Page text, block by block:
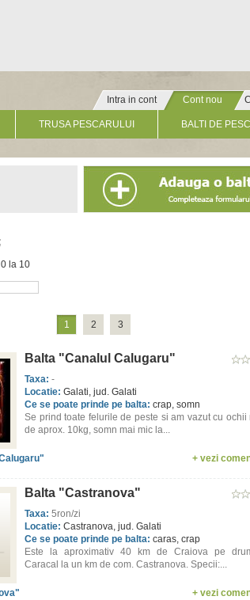
Intra in cont
Cont nou
» Click pentru un cont nou
TRUSA PESCARULUI BALTI DE
la 10
1 2 3
Balta "Canalul Calugaru"
Taxa: -
Locatie: Galati, jud. Galati
Ce se poate prinde pe balta: crap, somn
Se prind toate felurile de peste si am vazut cu ochii
de aprox. 10kg, somn mai mic la...
+ vezi
Balta "Castranova"
Taxa: 5ron/zi
Locatie: Castranova, jud. Galati
Ce se poate prinde pe balta: caras, crap
Este la aproximativ 40 km de Craiova pe
Caracal la un km de com. Castranova. Specii:...
+ vezi